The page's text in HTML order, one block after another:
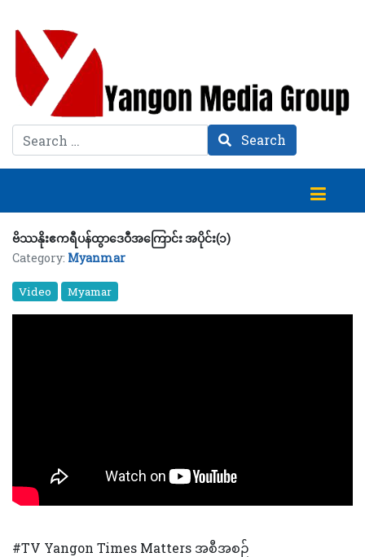
Search Search
ဗိဿနိုးဧကရီပန်ထွာဒေဝီအကြောင်း အပိုင်း(၁)
Category: Myanmar
Video Myamar
#TV Yangon Times Matters အစီအစဉ်